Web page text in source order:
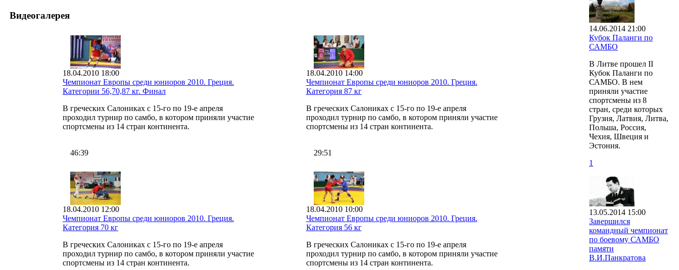
Видеогалерея
18.04.2010 18:00
Чемпионат Европы среди юниоров 2010. Греция.
Категории 56,70,87 кг. Финал
В греческих Салониках с 15-го по 19-е апреля
проходил турнир по самбо, в котором приняли участие
спортсмены из 14 стран континента.
46:39
18.04.2010 14:00
Чемпионат Европы среди юниоров 2010. Греция.
Категория 87 кг
В греческих Салониках с 15-го по 19-е апреля
проходил турнир по самбо, в котором приняли участие
спортсмены из 14 стран континента.
29:51
18.04.2010 12:00
Чемпионат Европы среди юниоров 2010. Греция.
Категория 70 кг
В греческих Салониках с 15-го по 19-е апреля
проходил турнир по самбо, в котором приняли участие
спортсмены из 14 стран континента.
18.04.2010 10:00
Чемпионат Европы среди юниоров 2010. Греция.
Категория 56 кг
В греческих Салониках с 15-го по 19-е апреля
проходил турнир по самбо, в котором приняли участие
спортсмены из 14 стран континента.
14.06.2014 21:00
Кубок Паланги по
САМБО
В Литве прошел II
Кубок Паланги по
САМБО. В нем
приняли участие
спортсмены из 8
стран, среди которых
Грузия, Латвия, Литва,
Польша, Россия,
Чехия, Швеция и
Эстония.
1
13.05.2014 15:00
Завершился
командный чемпионат
по боевому САМБО
памяти
В.И.Панкратова